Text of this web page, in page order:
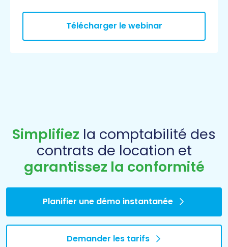
Télécharger le webinar
Simplifiez la comptabilité des
contrats de location et
garantissez la conformité
Planifier une démo instantanée
Demander les tarifs